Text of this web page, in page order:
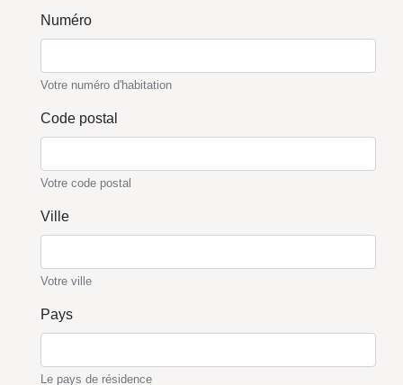
Numéro
Votre numéro d'habitation
Code postal
Votre code postal
Ville
Votre ville
Pays
Le pays de résidence